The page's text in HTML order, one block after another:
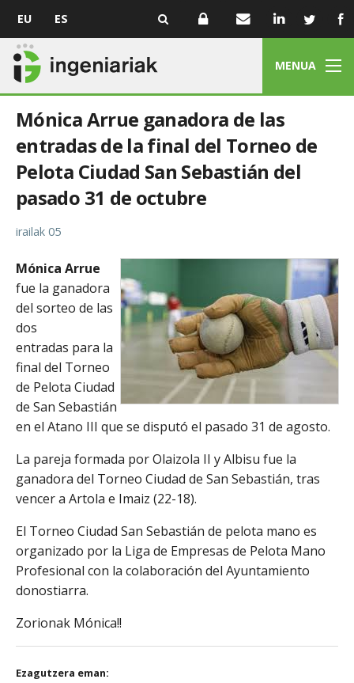
EU ES
MENUA
Mónica Arrue ganadora de las
entradas de la final del Torneo de
Pelota Ciudad San Sebastián del
pasado 31 de octubre
irailak 05
Mónica Arrue
fue la ganadora
del sorteo de las
dos
entradas para la
final del Torneo
de Pelota Ciudad
de San Sebastián
en el Atano III que se disputó el pasado 31 de agosto.
La pareja formada por Olaizola II y Albisu fue la
ganadora del Torneo Ciudad de San Sebastián, tras
vencer a Artola e Imaiz (22-18).
El Torneo Ciudad San Sebastián de pelota mano es
organizado por la Liga de Empresas de Pelota Mano
Profesional con la colaboración del Ayuntamiento
donostiarra.
Zorionak Mónica!!
Ezagutzera eman: